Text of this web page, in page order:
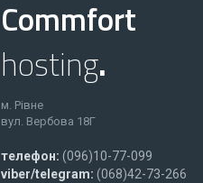
Commfort
hosting.
м. Рівне
вул. Вербова 18Г
телефон: (096)10-77-099
viber/telegram: (068)42-73-266